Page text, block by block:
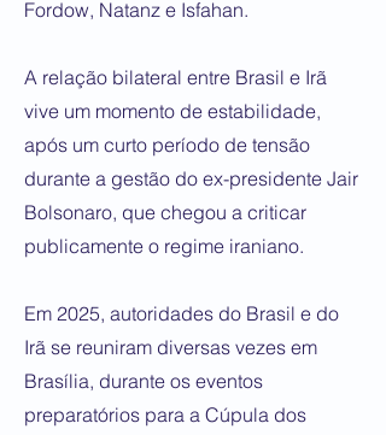
Fordow, Natanz e Isfahan.
A relação bilateral entre Brasil e Irã
vive um momento de estabilidade,
após um curto período de tensão
durante a gestão do ex-presidente Jair
Bolsonaro, que chegou a criticar
publicamente o regime iraniano.
Em 2025, autoridades do Brasil e do
Irã se reuniram diversas vezes em
Brasília, durante os eventos
preparatórios para a Cúpula dos